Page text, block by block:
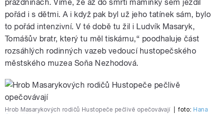
prázdninách. Víme, že až do smrti maminky sem jezdil
pořád i s dětmi. A i když pak byl už jeho tatínek sám, bylo
to pořád intenzivní. V té době tu žil i Ludvík Masaryk,
Tomášův bratr, který tu měl tiskárnu,“ poodhaluje část
rozsáhlých rodinných vazeb vedoucí hustopečského
městského muzea Soňa Nezhodová.
Hrob Masarykových rodičů Hustopeče pečlivě opečovávají foto: Hana